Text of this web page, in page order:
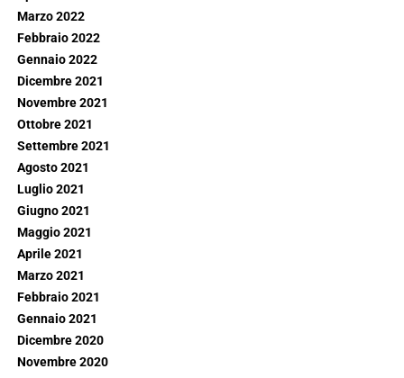
Marzo 2022
Febbraio 2022
Gennaio 2022
Dicembre 2021
Novembre 2021
Ottobre 2021
Settembre 2021
Agosto 2021
Luglio 2021
Giugno 2021
Maggio 2021
Aprile 2021
Marzo 2021
Febbraio 2021
Gennaio 2021
Dicembre 2020
Novembre 2020